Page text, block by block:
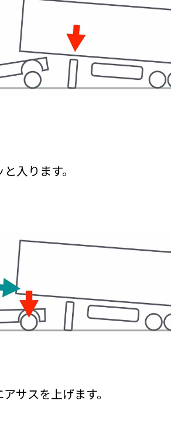
入ります。
サスを上げます。